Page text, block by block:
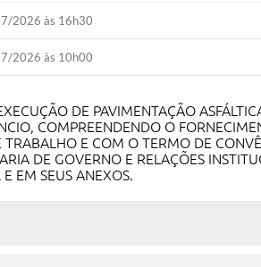
2026 às 16h30
2026 às 10h00
DE PAVIMENTAÇÃO
COMPREENDENDO O
TRABALHO E COM O TERMO DE
DE GOVERNO E RELAÇÕES
EM SEUS ANEXOS.